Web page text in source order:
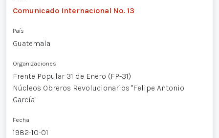
Comunicado Internacional No. 13
País
Guatemala
Organizaciones
Frente Popular 31 de Enero (FP-31)
Núcleos Obreros Revolucionarios "Felipe Antonio
García"
Fecha
1982-10-01